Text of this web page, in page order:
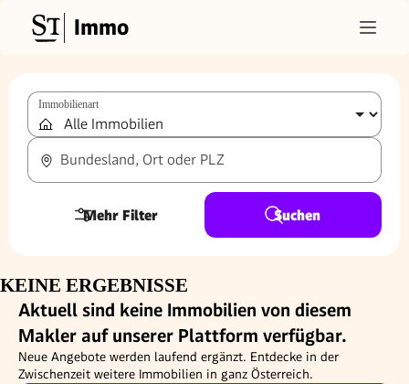
Immo
Immobilienart
Bundesland, Ort oder PLZ
Mehr Filter Suchen
KEINE ERGEBNISSE
Aktuell sind keine Immobilien von diesem
Makler auf unserer Plattform verfügbar.
Neue Angebote werden laufend ergänzt. Entdecke in der
Zwischenzeit weitere Immobilien in ganz Österreich.